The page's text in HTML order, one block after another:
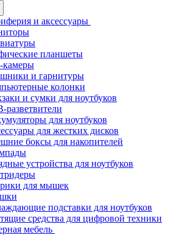
и аксессуары
планшеты
камеры
и гарнитуры
колонки
и сумки для ноутбуков
разветвители
для ноутбуков
для жестких дисков
боксы для накопителей
устройства для ноутбуков
для мышек
подставки для ноутбуков
средства для цифровой техники
мебель